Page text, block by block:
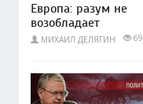
Европа: разум не
возобладает
МИХАИЛ ДЕЛЯГИН